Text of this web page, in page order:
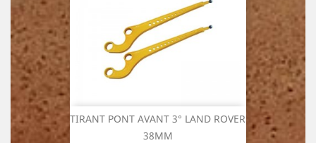
TIRANT PONT AVANT 3° LAND ROVER
38MM